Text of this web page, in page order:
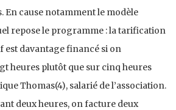
cause notamment le modèle
repose le programme : la tarification
est davantage financé si on
heures plutôt que sur cinq heures
Thomas(4), salarié de l’association.
deux heures, on facture deux